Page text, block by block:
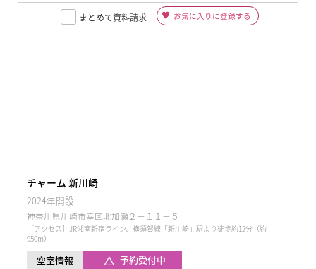
まとめて資料請求 お気に入りに登録する
チャーム 新川崎
2024年開設
神奈川県川崎市幸区北加瀬２－１１－５
［アクセス］JR湘南新宿ライン、横須賀線「新川崎」駅より徒歩約12分（約
950m）
空室情報
予約受付中